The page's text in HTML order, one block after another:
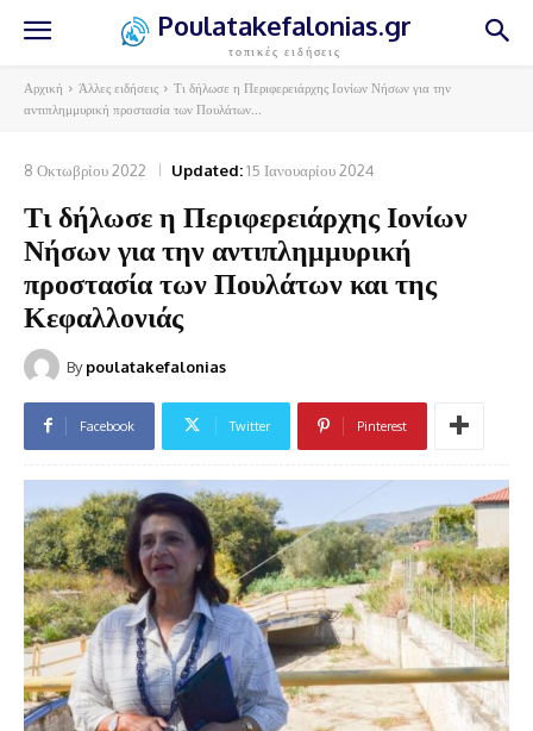
Poulatakefalonias.gr
τοπικές ειδήσεις
Αρχική Άλλες ειδήσεις
Τι δήλωσε η Περιφερειάρχης Ιονίων Νήσων για την
αντιπλημμυρική προστασία των Πουλάτων...
8 Οκτωβρίου 2022 Updated:15 Ιανουαρίου 2024
Τι δήλωσε η Περιφερειάρχης Ιονίων
Νήσων για την αντιπλημμυρική
προστασία των Πουλάτων και της
Κεφαλλονιάς
By poulatakefalonias
Facebook Twitter Pinterest